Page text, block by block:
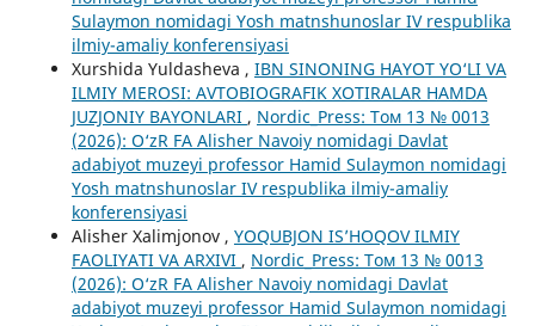
Sulaymon nomidagi Yosh matnshunoslar IV respublika
ilmiy-amaliy konferensiyasi
Xurshida Yuldasheva , IBN SINONING HAYOT YO‘LI VA
ILMIY MEROSI: AVTOBIOGRAFIK XOTIRALAR HAMDA
JUZJONIY BAYONLARI , Nordic_Press: Том 13 № 0013
(2026): O‘zR FA Alisher Navoiy nomidagi Davlat
adabiyot muzeyi professor Hamid Sulaymon nomidagi
Yosh matnshunoslar IV respublika ilmiy-amaliy
konferensiyasi
Alisher Xalimjonov , YOQUBJON IS’HOQOV ILMIY
FAOLIYATI VA ARXIVI , Nordic_Press: Том 13 № 0013
(2026): O‘zR FA Alisher Navoiy nomidagi Davlat
adabiyot muzeyi professor Hamid Sulaymon nomidagi